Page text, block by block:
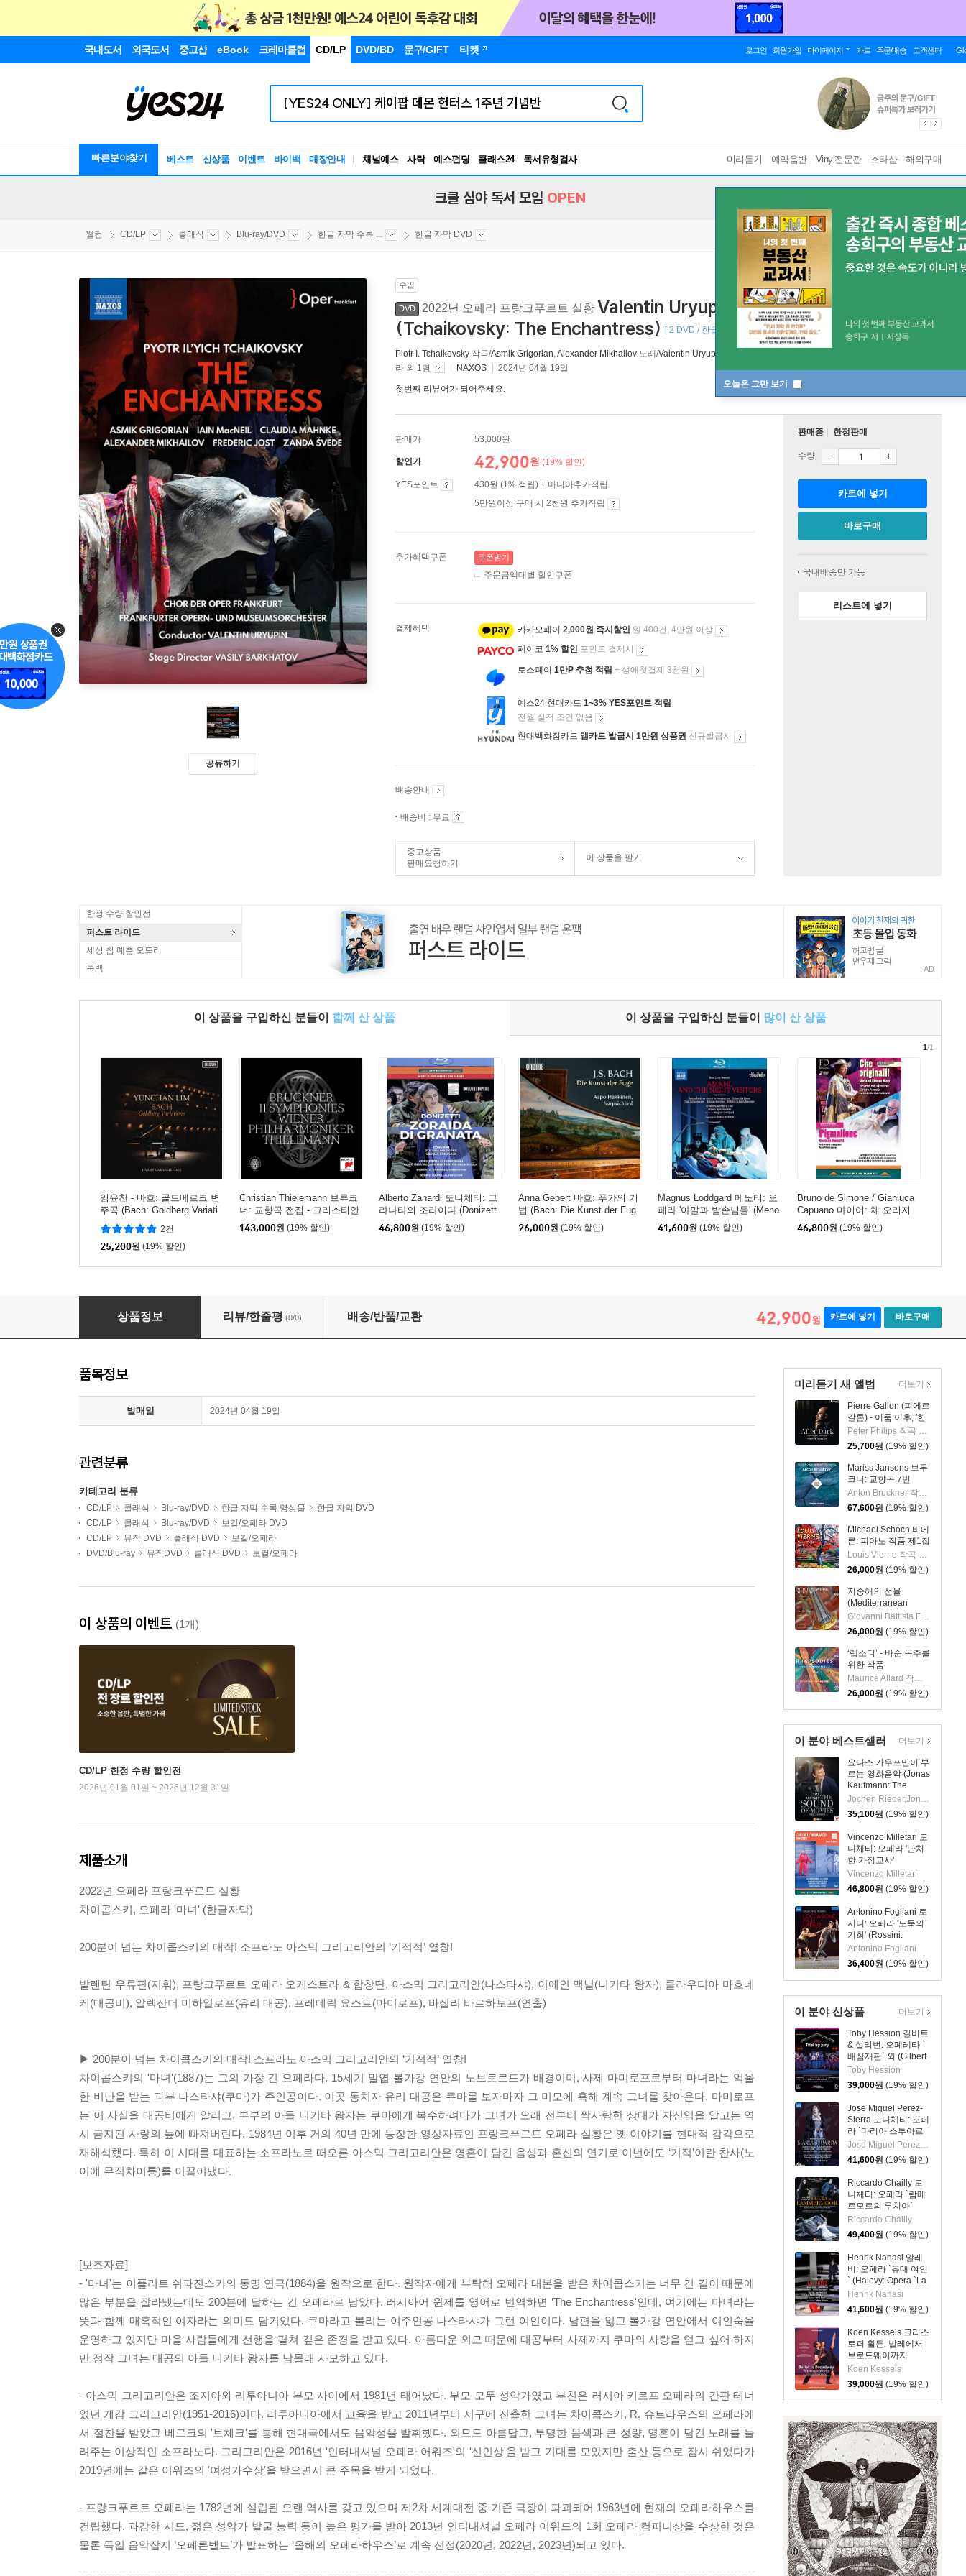
국내도서 외국도서 중고샵 eBook 크레마클럽 CD/LP DVD/BD 문구/GIFT 티켓 로그인 회원가입 마이페이지 카트 주문/배송 고객센터
빠른분야찾기 베스트 신상품 이벤트 바이백 매장안내 채널예스 사락 예스펀딩 클래스24
RBTI Lab
독서유형검사
미리듣기 예약음반 Vinyl전문관 스타샵 해외구매
오늘은 그만 보기
크클 심야 독서 모임 OPEN
웰컴 CD/LP 클래식 Blu-ray/DVD 한글 자막 수록 ... 한글 자막 DVD
공유하기
수입
DVD 2022년 오페라 프랑크푸르트 실황 Valentin Uryupin 차이코프스키: 오페라 '마녀'
(Tchaikovsky: The Enchantress)
[ 2 DVD / 한글자막 ]
Piotr I. Tchaikovsky 작곡/Asmik Grigorian,Alexander Mikhailov 노래/Valentin Uryupin
라 외 1명
NAXOS 2024년 04월 19일
첫번째 리뷰어가 되어주세요.
판매가 53,000원
할인가 42,900원 (19% 할인)
YES포인트
430원 (1% 적립) + 마니아추가적립
5만원이상 구매 시 2천원 추가적립
추가혜택쿠폰 쿠폰받기
주문금액대별 할인쿠폰
결제혜택 카카오페이 2,000원 즉시할인 일 400건, 4만원 이상
페이코 1% 할인 포인트 결제시
토스페이 1만P 추첨 적립 + 생애첫결제 3천원
예스24 현대카드 1~3% YES포인트 적립
전월 실적 조건 없음
현대백화점카드 앱카드 발급시 1만원 상품권 신규발급시
배송안내
배송비 : 무료
중고상품
판매요청하기
이 상품을 팔기
판매중 한정판매
수량
카트에 넣기
바로구매
국내배송만 가능
리스트에 넣기
한정 수량 할인전
퍼스트 라이드
세상 참 예쁜 오드리
룩백
AD
이 상품을 구입하신 분들이 함께 산 상품 이 상품을 구입하신 분들이 많이 산 상품
임윤찬 - 바흐: 골드베르크 변
주곡 (Bach: Goldberg Variati
ons)
2건
25,200원 (19% 할인)
Christian Thielemann 브루크
너: 교향곡 전집 - 크리스티안
틸레만 (Bruckner: Symphoni
es Nos. 1-9)
143,000원 (19% 할인)
Alberto Zanardi 도니체티: 그
라나타의 조라이다 (Donizett
i: Zoraida Di Granata)
46,800원 (19% 할인)
Anna Gebert 바흐: 푸가의 기
법 (Bach: Die Kunst der Fug
e)
26,000원 (19% 할인)
Magnus Loddgard 메노티: 오
페라 '아말과 밤손님들' (Meno
tti: Amahl and the Night Visit
ors)
41,600원 (19% 할인)
Bruno de Simone / Gianluca
Capuano 마이어: 체 오리지
날! / 도니제티: 피그말리오네
(Mayr: Che originali! / Donize
46,800원 (19% 할인)
1/1
Valentin Uryupin 차이코프스키: 오페라 '마녀' (Tchaikovsky: The Enchantress)
상품정보 리뷰/한줄평 (0/0) 배송/반품/교환 42,900원 카트에 넣기 바로구매
미리듣기 새 앨범
Pierre Gallon (피에르
갈론) - 어둠 이후, '한
밤의 판타지아' (After
Dark, 'A Midnight
Fantasia')
Peter Philips 작곡 외 6명
25,700원 (19% 할인)
Mariss Jansons 브루
크너: 교향곡 7번
(Bruckner:
Symphony No.7)
[2LP]
Anton Bruckner 작곡 외 2명
67,600원 (19% 할인)
Michael Schoch 비에
른: 피아노 작품 제1집
(Vierne: Piano Works
Vol. 1) [SACD
Hybrid]
Louis Vierne 작곡 외 1명
26,000원 (19% 할인)
지중해의 선율
(Mediterranean
Melodies) [SACD
Hybrid]
Giovanni Battista Fontana 작곡 외 5명
26,000원 (19% 할인)
‘랩소디’ - 바순 독주를
위한 작품
(Rhapsodies: Works
for Bassoon solo)
[SACD Hybrid]
Maurice Allard 작곡 외 4명
26,000원 (19% 할인)
더보기
이 분야 베스트셀러
요나스 카우프만이 부
르는 영화음악 (Jonas
Kaufmann: The
Sound of Movies)
Jochen Rieder,Jonas Kaufmann, Czech National Symphony Orchestra
35,100원 (19% 할인)
Vincenzo Milletari 도
니체티: 오페라 '난처
한 가정교사'
(Donizetti: L'ajo
nell'imbarazzo)
Vincenzo Milletari
46,800원 (19% 할인)
Antonino Fogliani 로
시니: 오페라 '도둑의
기회' (Rossini:
L'Occasione fa il
Antonino Fogliani
36,400원 (19% 할인)
더보기
이 분야 신상품
Toby Hession 길버트
& 설리번: 오페레타 `
배심재판` 외 (Gilbert
& Sullivan: Operetta
`Trial By Jury`)
Toby Hession
39,000원 (19% 할인)
Jose Miguel Perez-
Sierra 도니체티: 오페
라 `마리아 스투아르
다` (Donizetti: Opera
`Maria Stuarda`)
Jose Miguel Perez-Sierra
41,600원 (19% 할인)
Riccardo Chailly 도
니체티: 오페라 `람메
르모르의 루치아`
(Donizetti: Opera
`Lucia Di
Lammermoor`)
Riccardo Chailly
49,400원 (19% 할인)
Henrik Nanasi 알레
비: 오페라 `유대 여인
` (Halevy: Opera `La
Juive`)
Henrik Nanasi
41,600원 (19% 할인)
Koen Kessels 크리스
토퍼 휠든: 발레에서
브로드웨이까지
(Wheeldon: Ballet to
Broadway)
Koen Kessels
39,000원 (19% 할인)
더보기
품목정보
발매일 2024년 04월 19일
관련분류
카테고리 분류
CD/LP 클래식 Blu-ray/DVD 한글 자막 수록 영상물
한글 자막 DVD
CD/LP
클래식 Blu-ray/DVD
보컬/오페라 DVD
CD/LP
뮤직 DVD 클래식 DVD
보컬/오페라
DVD/Blu-ray
뮤직DVD 클래식 DVD 보컬/오페라
이 상품의 이벤트 (1개)
CD/LP 한정 수량 할인전
2026년 01월 01일 ~ 2026년 12월 31일
제품소개
2022년 오페라 프랑크푸르트 실황
차이콥스키, 오페라 '마녀' (한글자막)
200분이 넘는 차이콥스키의 대작! 소프라노 아스믹 그리고리안의 ‘기적적’ 열창!
발렌틴 우류핀(지휘), 프랑크푸르트 오페라 오케스트라 & 합창단, 아스믹 그리고리안(나스타샤), 이에인 맥닐(니키타 왕자), 클라우디아 마흐네
케(대공비), 알렉산더 미하일로프(유리 대공), 프레데릭 요스트(마미로프), 바실리 바르하토프(연출)
▶ 200분이 넘는 차이콥스키의 대작! 소프라노 아스믹 그리고리안의 ‘기적적’ 열창!
차이콥스키의 '마녀'(1887)는 그의 가장 긴 오페라다. 15세기 말엽 볼가강 연안의 노브로르드가 배경이며, 사제 마미로프로부터 마녀라는 억울
한 비난을 받는 과부 나스타샤(쿠마)가 주인공이다. 이곳 통치자 유리 대공은 쿠마를 보자마자 그 미모에 혹해 계속 그녀를 찾아온다. 마미로프
는 이 사실을 대공비에게 알리고, 부부의 아들 니키타 왕자는 쿠마에게 복수하려다가 그녀가 오래 전부터 짝사랑한 상대가 자신임을 알고는 역
시 금지된 사랑의 늪에 빠져버린다. 1984년 이후 거의 40년 만에 등장한 영상자료인 프랑크푸르트 오페라 실황은 옛 이야기를 현대적 감각으로
재해석했다. 특히 이 시대를 대표하는 소프라노로 떠오른 아스믹 그리고리안은 영혼이 담긴 음성과 혼신의 연기로 이번에도 ‘기적’이란 찬사(노
이에 무직차이퉁)를 이끌어냈다.
[보조자료]
- '마녀'는 이폴리트 쉬파진스키의 동명 연극(1884)을 원작으로 한다. 원작자에게 부탁해 오페라 대본을 받은 차이콥스키는 너무 긴 길이 때문에
많은 부분을 잘라냈는데도 200분에 달하는 긴 오페라로 남았다. 러시아어 원제를 영어로 번역하면 ‘The Enchantress'인데, 여기에는 마녀라는
뜻과 함께 매혹적인 여자라는 의미도 담겨있다. 쿠마라고 불리는 여주인공 나스타샤가 그런 여인이다. 남편을 잃고 볼가강 연안에서 여인숙을
운영하고 있지만 마을 사람들에게 선행을 펼쳐 깊은 존경을 받고 있다. 아름다운 외모 때문에 대공부터 사제까지 쿠마의 사랑을 얻고 싶어 하지
만 정작 그녀는 대공의 아들 니키타 왕자를 남몰래 사모하고 있다.
- 아스믹 그리고리안은 조지아와 리투아니아 부모 사이에서 1981년 태어났다. 부모 모두 성악가였고 부친은 러시아 키로프 오페라의 간판 테너
였던 게감 그리고리안(1951-2016)이다. 리투아니아에서 교육을 받고 2011년부터 서구에 진출한 그녀는 차이콥스키, R. 슈트라우스의 오페라에
서 절찬을 받았고 베르크의 '보체크'를 통해 현대극에서도 음악성을 발휘했다. 외모도 아름답고, 투명한 음색과 큰 성량, 영혼이 담긴 노래를 들
려주는 이상적인 소프라노다. 그리고리안은 2016년 '인터내셔널 오페라 어워즈'의 '신인상'을 받고 기대를 모았지만 출산 등으로 잠시 쉬었다가
2019년에는 같은 어워즈의 '여성가수상'을 받으면서 큰 주목을 받게 되었다.
- 프랑크푸르트 오페라는 1782년에 설립된 오랜 역사를 갖고 있으며 제2차 세계대전 중 기존 극장이 파괴되어 1963년에 현재의 오페라하우스를
건립했다. 과감한 시도, 젊은 성악가 발굴 능력 등이 높은 평가를 받아 2013년 인터내셔널 오페라 어워드의 1회 오페라 컴퍼니상을 수상한 것은
물론 독일 음악잡지 ‘오페른벨트’가 발표하는 ‘올해의 오페라하우스’로 계속 선정(2020년, 2022년, 2023년)되고 있다.